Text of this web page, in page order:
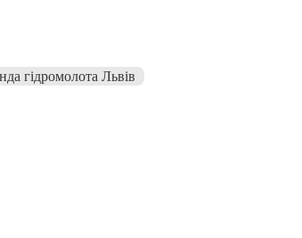
гідромолота Львів